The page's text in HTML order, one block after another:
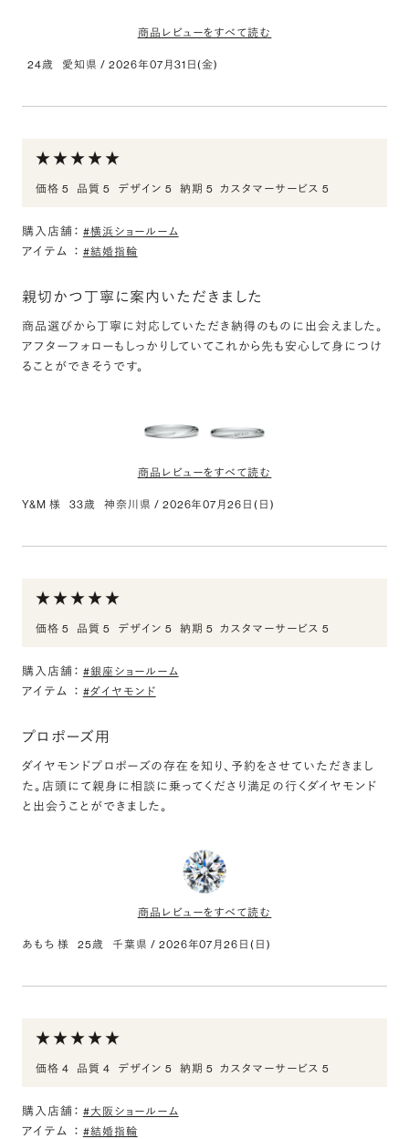
商品レビューをすべて読む
ーブ リング 2.5mm 4-14
結婚指輪
シャンパンゴールドの上品な色味が気に入っています。自分好みの
評価:
結婚指輪
シャンパンゴールドの上品な色味が気に入っています。太さも選べ
24歳 愛知県 / 2026年07月31日(金)
価格 5 品質 5 デザイン 5 納期 5 カスタマーサービス 5
購入店舗： #横浜ショールーム
アイテム ： #結婚指輪
親切かつ丁寧に案内いただきました
商品選びから丁寧に対応していただき納得のものに出会えました。
アフターフォローもしっかりしていてこれから先も安心して身につけ
ることができそうです。
商品レビューをすべて読む
親切かつ丁寧に案内いただきました
商品選びから丁寧に対応していただき納得のものに出会えました。
親切かつ丁寧に案内いただきました
Y&M 様 33歳 神奈川県 / 2026年07月26日(日)
価格 5 品質 5 デザイン 5 納期 5 カスタマーサービス 5
購入店舗： #銀座ショールーム
アイテム ： #ダイヤモンド
プロポーズ用
ダイヤモンドプロポーズの存在を知り、予約をさせていただきまし
た。店頭にて親身に相談に乗ってくださり満足の行くダイヤモンド
と出会うことができました。
商品レビューをすべて読む
満足の行く買い物でした。
数あるダイヤモンドの中から、店員さんが親身になってくださり見つ
た。
あもち 様 25歳 千葉県 / 2026年07月26日(日)
価格 4 品質 4 デザイン 5 納期 5 カスタマーサービス 5
購入店舗： #大阪ショールーム
アイテム ： #結婚指輪